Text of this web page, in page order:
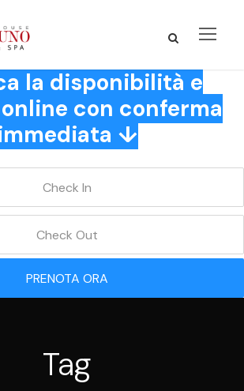
la disponibilità e
con conferma
↓
PRENOTA ORA
Tag